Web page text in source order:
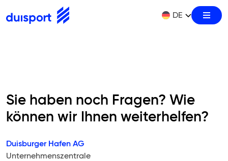
to
DE
Sie haben noch Fragen? Wie
können wir Ihnen weiterhelfen?
Duisburger Hafen AG
Unternehmenszentrale